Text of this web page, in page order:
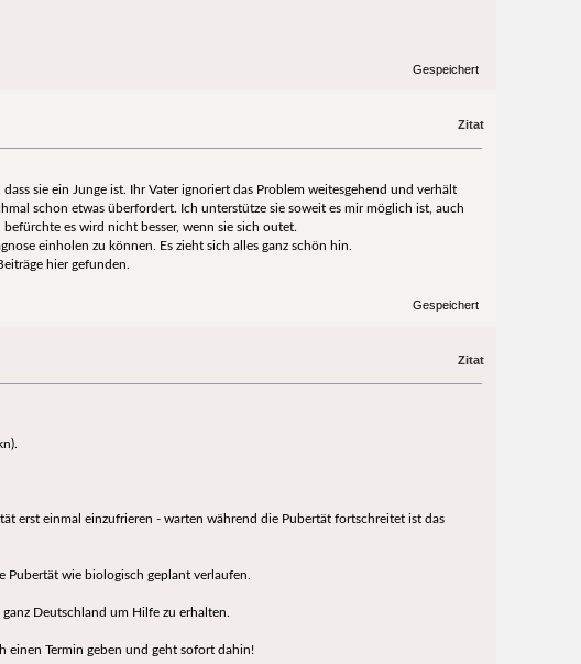
Gespeichert
Zitat
sie ein Junge ist. Ihr Vater ignoriert das Problem weitesgehend und verhält
schon etwas überfordert. Ich unterstütze sie soweit es mir möglich ist, auch
es wird nicht besser, wenn sie sich outet.
einholen zu können. Es zieht sich alles ganz schön hin.
hier gefunden.
Gespeichert
Zitat
erst einmal einzufrieren - warten während die Pubertät fortschreitet ist das
Pubertät wie biologisch geplant verlaufen.
Deutschland um Hilfe zu erhalten.
einen Termin geben und geht sofort dahin!